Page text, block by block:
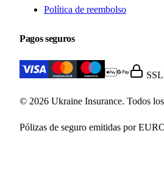
Política de reembolso
Pagos seguros
© 2026 Ukraine Insurance. Todos los
Pólizas de seguro emitidas por